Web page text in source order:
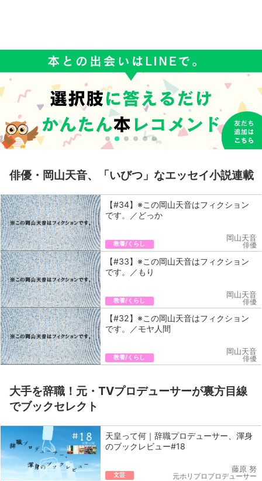
俳優・岡山天音、「いびつ」なエッセイ小説連載
【#34】※この岡山天音はフィクション
です。／どっか
教養/くらし
岡山天音
俳優
【#33】※この岡山天音はフィクション
です。／もり
教養/くらし
岡山天音
俳優
【#32】※この岡山天音はフィクション
です。／モヤ人間
教養/くらし
岡山天音
俳優
大手を辞職！元・TVプロデューサーが裏方目線
でブックセレクト
天皇って何｜辞職プロデューサー、渾身
のブックレビュー#18
文芸
藤原 努
元ホリプロプロデューサー